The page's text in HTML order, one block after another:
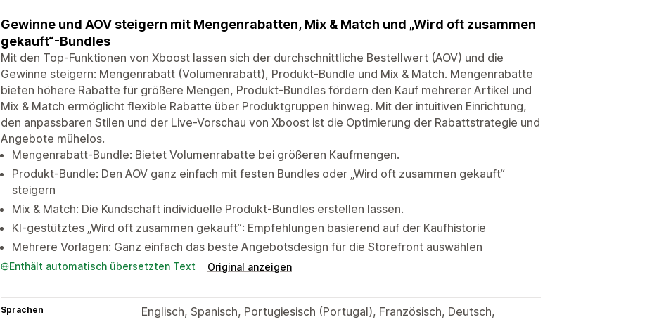
Gewinne und AOV steigern mit Mengenrabatten, Mix & Match und „Wird oft zusammen
gekauft“-Bundles
Mit den Top-Funktionen von Xboost lassen sich der durchschnittliche Bestellwert (AOV) und die
Gewinne steigern: Mengenrabatt (Volumenrabatt), Produkt-Bundle und Mix & Match. Mengenrabatte
bieten höhere Rabatte für größere Mengen, Produkt-Bundles fördern den Kauf mehrerer Artikel und
Mix & Match ermöglicht flexible Rabatte über Produktgruppen hinweg. Mit der intuitiven Einrichtung,
den anpassbaren Stilen und der Live-Vorschau von Xboost ist die Optimierung der Rabattstrategie und
Angebote mühelos.
Mengenrabatt-Bundle: Bietet Volumenrabatte bei größeren Kaufmengen.
Produkt-Bundle: Den AOV ganz einfach mit festen Bundles oder „Wird oft zusammen gekauft“
steigern
Mix & Match: Die Kundschaft individuelle Produkt-Bundles erstellen lassen.
KI-gestütztes „Wird oft zusammen gekauft“: Empfehlungen basierend auf der Kaufhistorie
Mehrere Vorlagen: Ganz einfach das beste Angebotsdesign für die Storefront auswählen
Enthält automatisch übersetzten Text Original anzeigen
Sprachen
Englisch, Spanisch, Portugiesisch (Portugal), Französisch, Deutsch,